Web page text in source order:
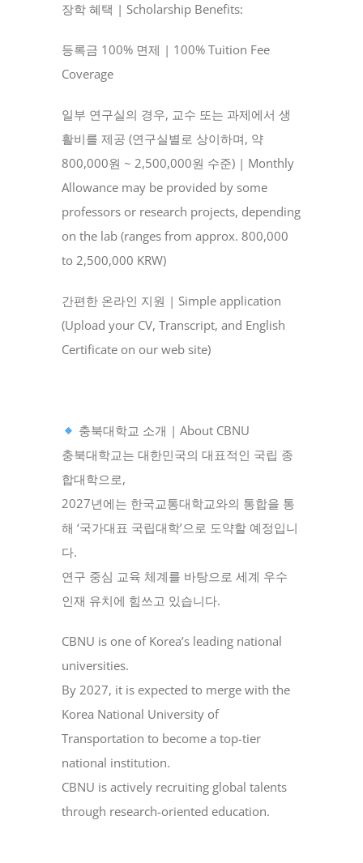
장학 혜택 | Scholarship Benefits:
등록금 100% 면제 | 100% Tuition Fee
Coverage
일부 연구실의 경우, 교수 또는 과제에서 생
활비를 제공 (연구실별로 상이하며, 약
800,000원 ~ 2,500,000원 수준) | Monthly
Allowance may be provided by some
professors or research projects, depending
on the lab (ranges from approx. 800,000
to 2,500,000 KRW)
간편한 온라인 지원 | Simple application
(Upload your CV, Transcript, and English
Certificate on our web site)
충북대학교 소개 | About CBNU
충북대학교는 대한민국의 대표적인 국립 종
합대학으로,
2027년에는 한국교통대학교와의 통합을 통
해 ‘국가대표 국립대학’으로 도약할 예정입니
다.
연구 중심 교육 체계를 바탕으로 세계 우수
인재 유치에 힘쓰고 있습니다.
CBNU is one of Korea’s leading national
universities.
By 2027, it is expected to merge with the
Korea National University of
Transportation to become a top-tier
national institution.
CBNU is actively recruiting global talents
through research-oriented education.